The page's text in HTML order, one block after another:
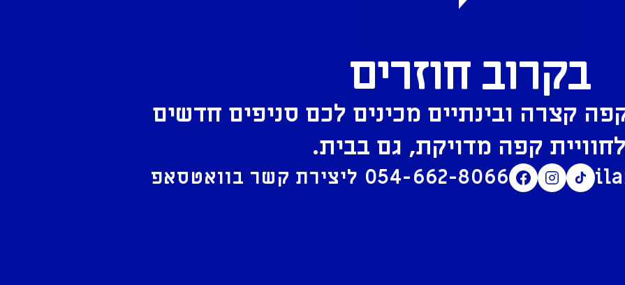
בקרוב חוזרים
קצרה ובינתיים מכינים לכם סניפים חדשים
לחוויית קפה מדויקת, גם בבית.
054-662-8066